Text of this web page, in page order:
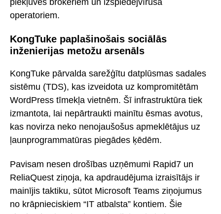
operatoriem.
KongTuke paplašinošais sociālās
inženierijas metožu arsenāls
KongTuke pārvalda sarežģītu datplūsmas sadales
sistēmu (TDS), kas izveidota uz kompromitētām
WordPress tīmekļa vietnēm. Šī infrastruktūra tiek
izmantota, lai nepārtraukti mainītu ēsmas avotus,
kas novirza neko nenojaušošus apmeklētājus uz
ļaunprogrammatūras piegādes ķēdēm.
Pavisam nesen drošības uzņēmumi Rapid7 un
ReliaQuest ziņoja, ka apdraudējuma izraisītājs ir
mainījis taktiku, sūtot Microsoft Teams ziņojumus
no krāpnieciskiem “IT atbalsta” kontiem. Šie